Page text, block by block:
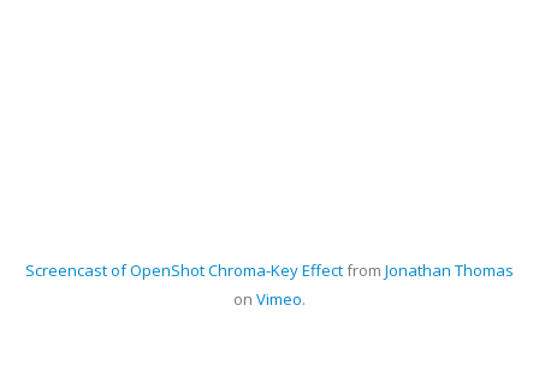
Screencast of OpenShot Chroma-Key Effectfrom Jonathan Thomas
on Vimeo.